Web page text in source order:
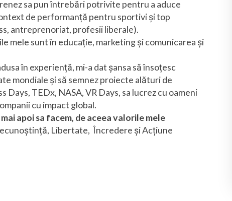
sa pun întrebări potrivite pentru a aduce
de performanță pentru sportivi și top
antreprenoriat, profesii liberale).
mele sunt în educație, marketing și comunicarea și
în experiență, mi-a dat șansa să însoțesc
mondiale și să semnez proiecte alături de
Days, TEDx, NASA, VR Days, sa lucrez cu oameni
cu impact global.
apoi sa facem, de aceea valorile mele
Libertate, Încredere și Acțiune